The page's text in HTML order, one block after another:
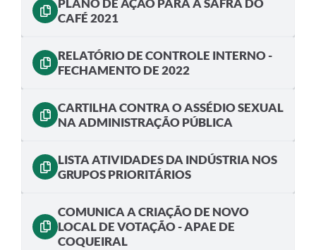
PLANO DE AÇÃO PARA A SAFRA DO
CAFÉ 2021
RELATÓRIO DE CONTROLE INTERNO -
FECHAMENTO DE 2022
CARTILHA CONTRA O ASSÉDIO SEXUAL
NA ADMINISTRAÇÃO PÚBLICA
LISTA ATIVIDADES DA INDÚSTRIA NOS
GRUPOS PRIORITÁRIOS
COMUNICA A CRIAÇÃO DE NOVO
LOCAL DE VOTAÇÃO - APAE DE
COQUEIRAL